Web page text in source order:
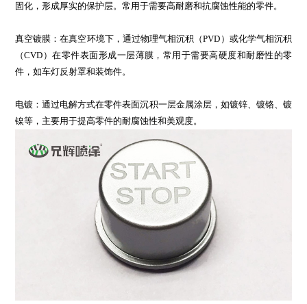
固化，形成厚实的保护层。常用于需要高耐磨和抗腐蚀性能的零件。
真空镀膜：在真空环境下，通过物理气相沉积（PVD）或化学气相沉积
（CVD）在零件表面形成一层薄膜，常用于需要高硬度和耐磨性的零
件，如车灯反射罩和装饰件。
电镀：通过电解方式在零件表面沉积一层金属涂层，如镀锌、镀铬、镀
镍等，主要用于提高零件的耐腐蚀性和美观度。